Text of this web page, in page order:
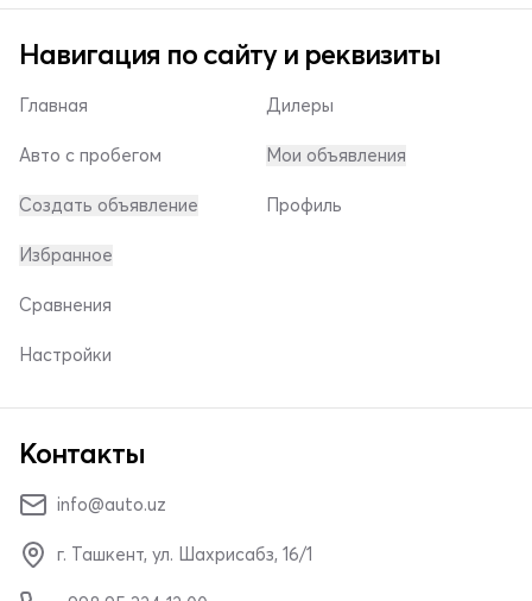
Навигация по сайту и реквизиты
Главная
Авто с пробегом
Создать объявление
Дилеры
Мои объявления
Профиль
Избранное
Сравнения
Настройки
Контакты
info@auto.uz
г. Ташкент, ул. Шахрисабз, 16/1